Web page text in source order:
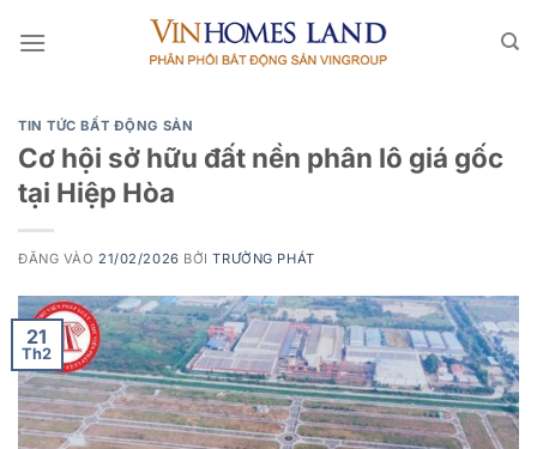
qua
TIN TỨC BẤT ĐỘNG SẢN
Cơ hội sở hữu đất nền phân lô giá gốc
tại Hiệp Hòa
ĐĂNG VÀO 21/02/2026 BỞITRƯỜNG PHÁT
21
Th2